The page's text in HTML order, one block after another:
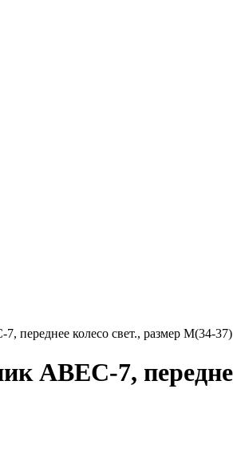
переднее колесо свет., размер M(34-37)
ABEC-7,